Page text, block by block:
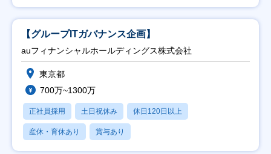
【グループITガバナンス企画】
auフィナンシャルホールディングス株式会社
東京都
700万~1300万
正社員採用 土日祝休み 休日120日以上
産休・育休あり 賞与あり